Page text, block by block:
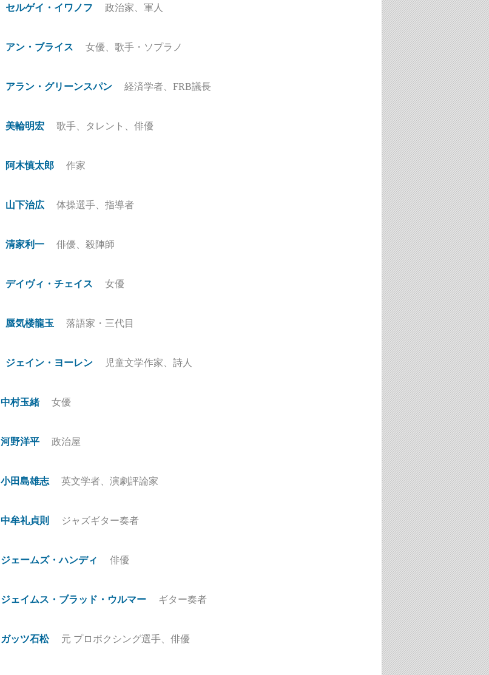
セルゲイ・イワノフ 政治家、軍人
アン・ブライス 女優、歌手・ソプラノ
アラン・グリーンスパン 経済学者、FRB議長
美輪明宏 歌手、タレント、俳優
阿木慎太郎 作家
山下治広 体操選手、指導者
清家利一 俳優、殺陣師
デイヴィ・チェイス 女優
蜃気楼龍玉 落語家・三代目
ジェイン・ヨーレン 児童文学作家、詩人
中村玉緒 女優
河野洋平 政治屋
小田島雄志 英文学者、演劇評論家
中牟礼貞則 ジャズギター奏者
ジェームズ・ハンディ 俳優
ジェイムス・ブラッド・ウルマー ギター奏者
ガッツ石松 元 プロボクシング選手、俳優